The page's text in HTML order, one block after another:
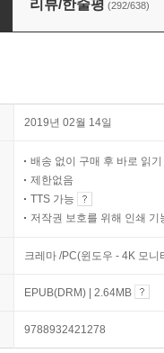
리뷰/한줄평 (292/638)
2019년 02월 14일
배송 없이 구매 후 바로 읽기
제한없음
TTS 가능
저작권 보호를 위해 인쇄 기
크레마 /PC(윈도우 - 4K 모
EPUB(DRM) | 2.64MB
9788932421278